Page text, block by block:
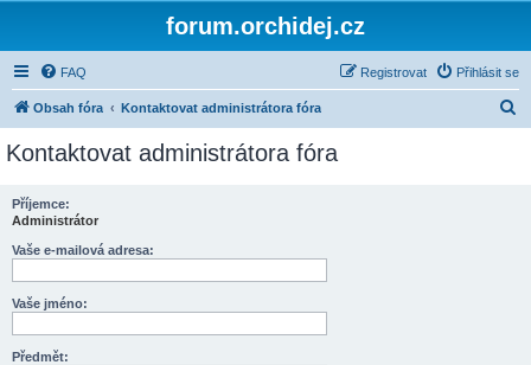
forum.orchidej.cz
FAQ Přihlásit se
Registrovat
Obsah fóra Kontaktovat administrátora fóra
Kontaktovat administrátora fóra
Příjemce:
Administrátor
Vaše e-mailová adresa:
Vaše jméno:
Předmět: